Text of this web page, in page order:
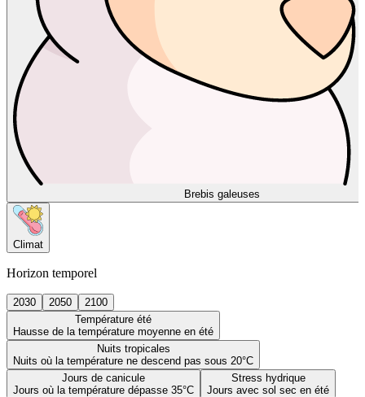
Brebis galeuses
Climat
Horizon temporel
2030 2050
2100
Température été
Hausse de la température moyenne en été
Nuits tropicales
Nuits où la température ne descend pas sous 20°C
Jours de canicule
Jours où la température dépasse 35°C
Stress hydrique
Jours avec sol sec en été